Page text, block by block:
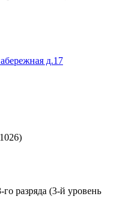
д.17
разряда (3-й уровень